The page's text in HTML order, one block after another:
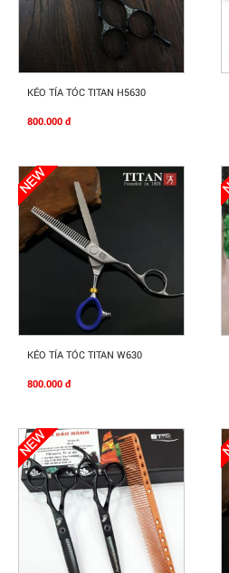
Mua Ngay
KÉO TỈA TÓC TITAN H5630
800.000 đ
Mua Ngay
KÉO TỈA TÓC TITAN W630
800.000 đ